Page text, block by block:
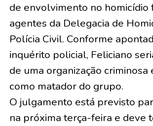
de envolvimento no homicídio
agentes da Delegacia de
Polícia Civil. Conforme
inquérito policial, Feliciano
de uma organização criminosa
como matador do grupo.
O julgamento está previsto
na próxima terça-feira e deve